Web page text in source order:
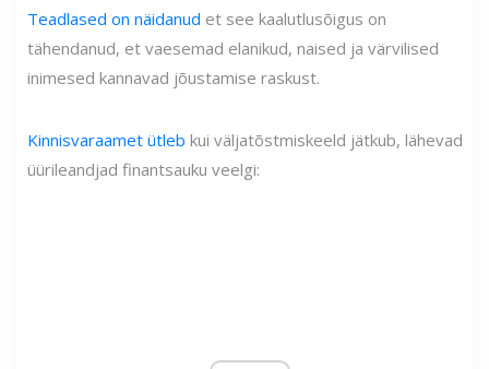
Teadlased on näidanud et see kaalutlusõigus on
tähendanud, et vaesemad elanikud, naised ja värvilised
inimesed kannavad jõustamise raskust.
Kinnisvaraamet ütleb kui väljatõstmiskeeld jätkub, lähevad
üürileandjad finantsauku veelgi: